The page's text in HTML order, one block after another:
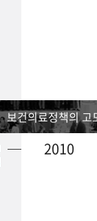
보건의료정책의 고
2010